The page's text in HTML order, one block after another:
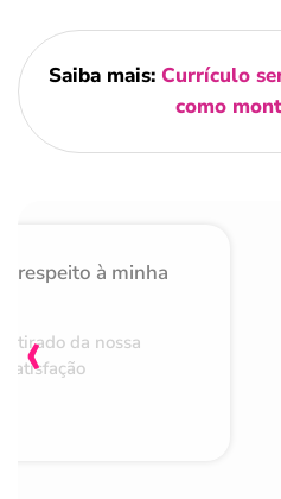
Saiba mais: Currículo
como
respeito à minha
da nossa
‹